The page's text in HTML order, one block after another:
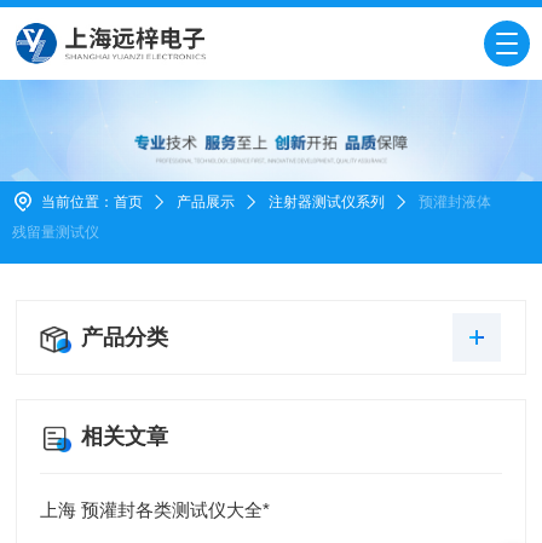
当前位置： 首页 产品展示 注射器测试仪系列
预灌封液体
残留量测试仪
产品分类
相关文章
上海 预灌封各类测试仪大全*